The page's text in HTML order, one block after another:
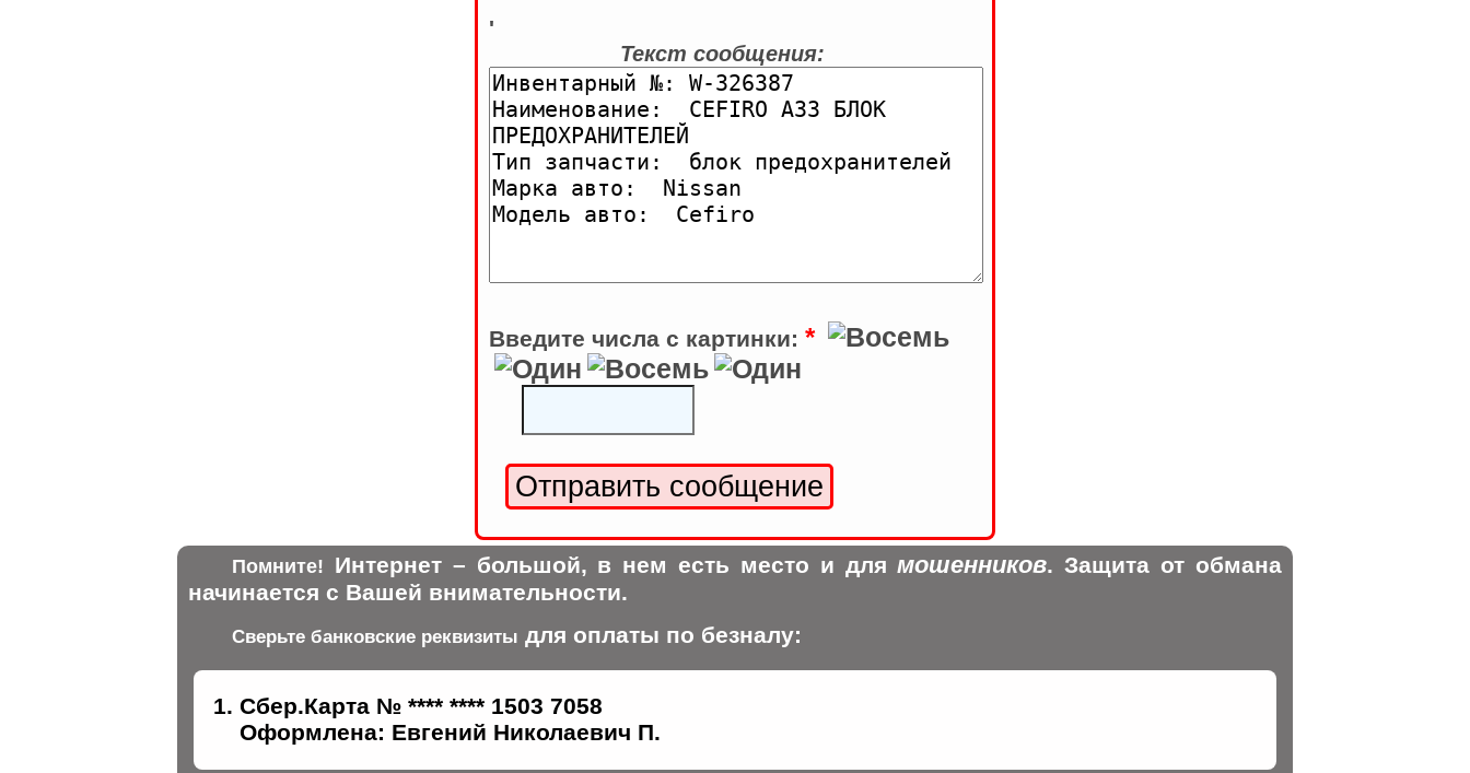
'
Текст сообщения:
Введите числа с картинки: *
Помните! Интернет – большой, в нем есть место и длямошенников. Защита от обмана
начинается с Вашей внимательности.
Сверьте банковские реквизиты для оплаты по безналу:
Сбер.Карта № **** **** 1503 7058
Оформлена: Евгений Николаевич П.